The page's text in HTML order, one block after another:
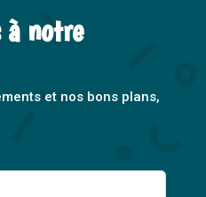
à notre
et nos bons plans,